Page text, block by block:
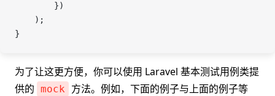
        })
    );
}
为了让这更方便，你可以使用 Laravel 基本测试用例类提
供的 mock
方法。例如，下面的例子与上面的例子等